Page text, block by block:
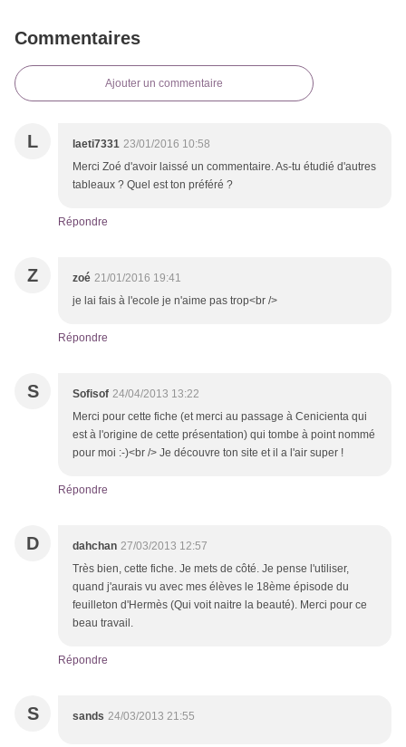
Commentaires
Ajouter un commentaire
L laeti7331 23/01/2016 10:58
Merci Zoé d'avoir laissé un commentaire. As-tu étudié d'autres
tableaux ? Quel est ton préféré ?
Répondre
Z zoé 21/01/2016 19:41
je lai fais à l'ecole je n'aime pas trop<br />
Répondre
S Sofisof 24/04/2013 13:22
Merci pour cette fiche (et merci au passage à Cenicienta qui
est à l'origine de cette présentation) qui tombe à point nommé
pour moi :-)<br /> Je découvre ton site et il a l'air super !
Répondre
D dahchan 27/03/2013 12:57
Très bien, cette fiche. Je mets de côté. Je pense l'utiliser,
quand j'aurais vu avec mes élèves le 18ème épisode du
feuilleton d'Hermès (Qui voit naitre la beauté). Merci pour ce
beau travail.
Répondre
S sands 24/03/2013 21:55